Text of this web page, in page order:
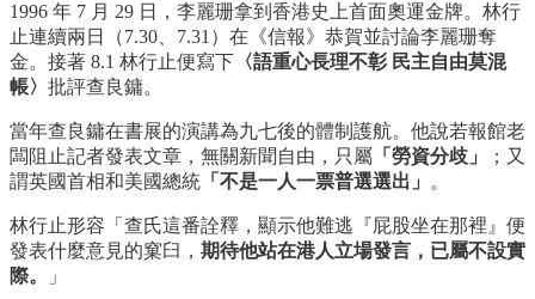
1996 年 7 月 29 日，李麗珊拿到香港史上首面奧運金牌。林行
止連續兩日（7.30、7.31）在《信報》恭賀並討論李麗珊奪
金。接著 8.1 林行止便寫下 〈語重心長理不彰 民主自由莫混
帳〉 批評查良鏞。
當年查良鏞在書展的演講為九七後的體制護航。他說若報館老
闆阻止記者發表文章，無關新聞自由，只屬 「勞資分歧」
；又
謂英國首相和美國總統 「不是一人一票普選選出」 。
林行止形容「查氏這番詮釋，顯示他難逃『屁股坐在那裡』便
發表什麼意見的窠臼， 期待他站在港人立場發言，已屬不設實
際。
」